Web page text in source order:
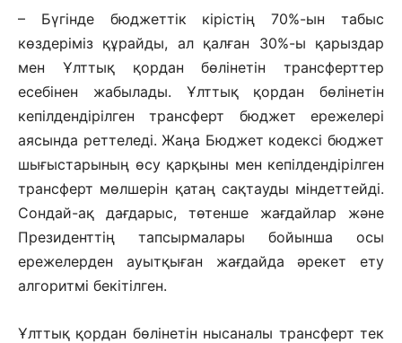
– Бүгінде бюджеттік кірістің 70%-ын табыс
көздеріміз құрайды, ал қалған 30%-ы қарыздар
мен Ұлттық қордан бөлінетін трансферттер
есебінен жабылады. Ұлттық қордан бөлінетін
кепілдендірілген трансферт бюджет ережелері
аясында реттеледі. Жаңа Бюджет кодексі бюджет
шығыстарының өсу қарқыны мен кепілдендірілген
трансферт мөлшерін қатаң сақтауды міндеттейді.
Сондай-ақ дағдарыс, төтенше жағдайлар және
Президенттің тапсырмалары бойынша осы
ережелерден ауытқыған жағдайда әрекет ету
алгоритмі бекітілген.
Ұлттық қордан бөлінетін нысаналы трансферт тек